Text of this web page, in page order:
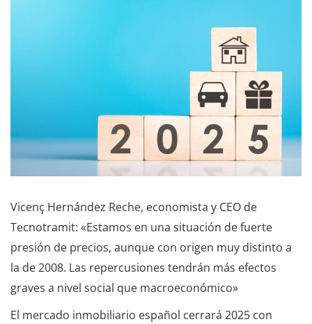
Vicenç Hernández Reche, economista y CEO de
Tecnotramit: «Estamos en una situación de fuerte
presión de precios, aunque con origen muy distinto a
la de 2008. Las repercusiones tendrán más efectos
graves a nivel social que macroeconómico»
El mercado inmobiliario español cerrará 2025 con